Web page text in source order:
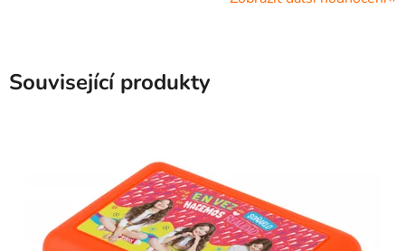
Související produkty